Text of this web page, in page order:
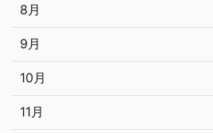
8月
9月
10月
11月